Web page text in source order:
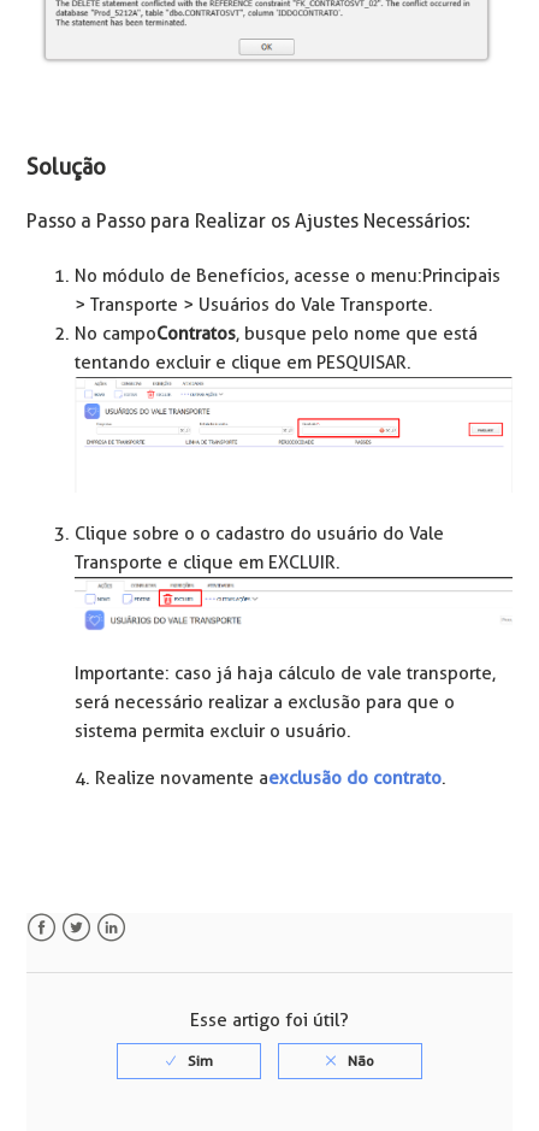
Solução
Passo a Passo para Realizar os Ajustes Necessários:
No módulo de Benefícios, acesse o menu: Principais
> Transporte > Usuários do Vale Transporte.
No campoContratos, busque pelo nome que está
tentando excluir e clique em PESQUISAR.
Clique sobre o o cadastro do usuário do Vale
Transporte e clique em EXCLUIR.
Importante: caso já haja cálculo de vale transporte,
será necessário realizar a exclusão para que o
sistema permita excluir o usuário.
4. Realize novamente aexclusão do contrato.
Esse artigo foi útil?